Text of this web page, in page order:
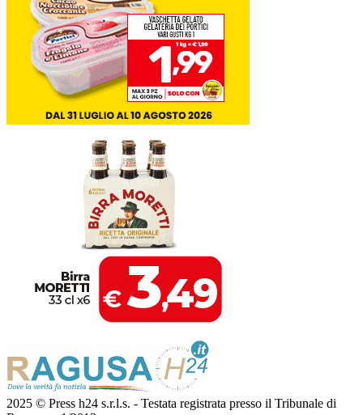
2025 © Press h24 s.r.l.s. - Testata registrata presso il Tribunale di